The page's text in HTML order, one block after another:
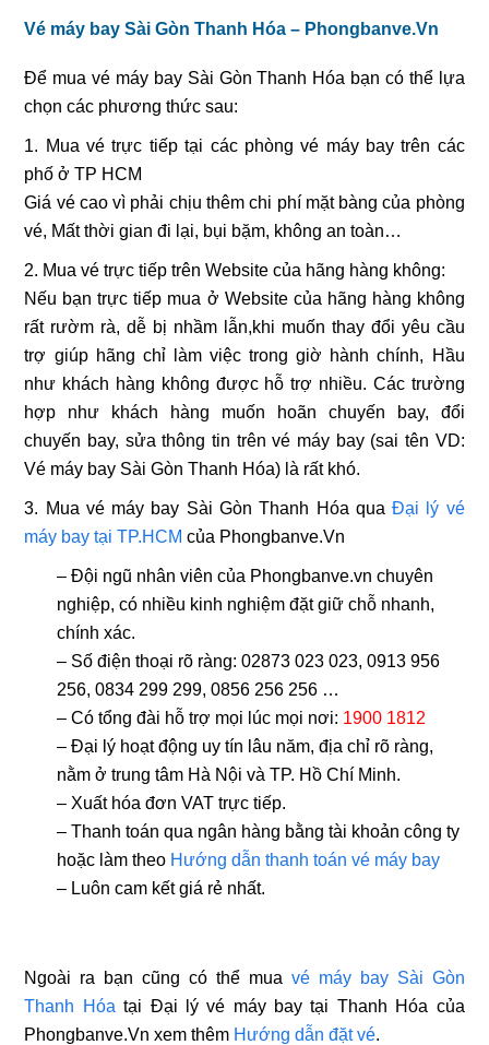
Vé máy bay Sài Gòn Thanh Hóa – Phongbanve.Vn
Để muavé máy bay Sài Gòn Thanh Hóa bạn có thể lựa
chọn các phương thức sau:
1. Mua vé trực tiếp tại các phòng vé máy bay trên các
phố ở TP HCM
Giá vé cao vì phải chịu thêm chi phí mặt bàng của phòng
vé, Mất thời gian đi lại, bụi bặm, không an toàn…
2. Mua vé trực tiếp trên Website của hãng hàng không:
Nếu bạn trực tiếp mua ở Website của hãng hàng không
rất rườm rà, dễ bị nhầm lẫn,khi muốn thay đổi yêu cầu
trợ giúp hãng chỉ làm việc trong giờ hành chính, Hầu
như khách hàng không được hỗ trợ nhiều. Các trường
hợp như khách hàng muốn hoãn chuyến bay, đổi
chuyến bay, sửa thông tin trên vé máy bay (sai tên VD:
Vé máy bay Sài Gòn Thanh Hóa) là rất khó.
3. Mua vé máy bay Sài Gòn Thanh Hóa quaĐại lý vé
máy bay tại TP.HCM của Phongbanve.Vn
– Đội ngũ nhân viên của Phongbanve.vn chuyên
nghiệp, có nhiều kinh nghiệm đặt giữ chỗ nhanh,
chính xác.
– Số điện thoại rõ ràng:02873 023 023, 0913 956
256, 0834 299 299, 0856 256 256 …
– Có tổng đài hỗ trợ mọi lúc mọi nơi: 1900 1812
– Đại lý hoạt động uy tín lâu năm, địa chỉ rõ ràng,
nằm ở trung tâm Hà Nội và TP. Hồ Chí Minh.
– Xuất hóa đơn VAT trực tiếp.
– Thanh toán qua ngân hàng bằng tài khoản công ty
hoặc làm theo Hướng dẫn thanh toán vé máy bay
– Luôn cam kết giá rẻ nhất.
Ngoài ra bạn cũng có thể mua vé máy bay Sài Gòn
Thanh Hóa tại Đại lý vé máy bay tại Thanh Hóa của
Phongbanve.Vn xem thêm Hướng dẫn đặt vé.